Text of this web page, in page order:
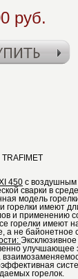
руб.
TRAFIMET
450 с воздушным
сварки в
модель
горелки имеют
и применению
горелки имеют
а не байонетное
улучшающее
горелок.